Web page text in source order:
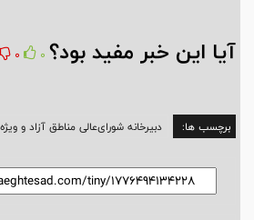
آیا این خبر مفید بود؟ 0
0
برچسب ها: دبیرخانه شورای‌عالی مناطق آزاد و